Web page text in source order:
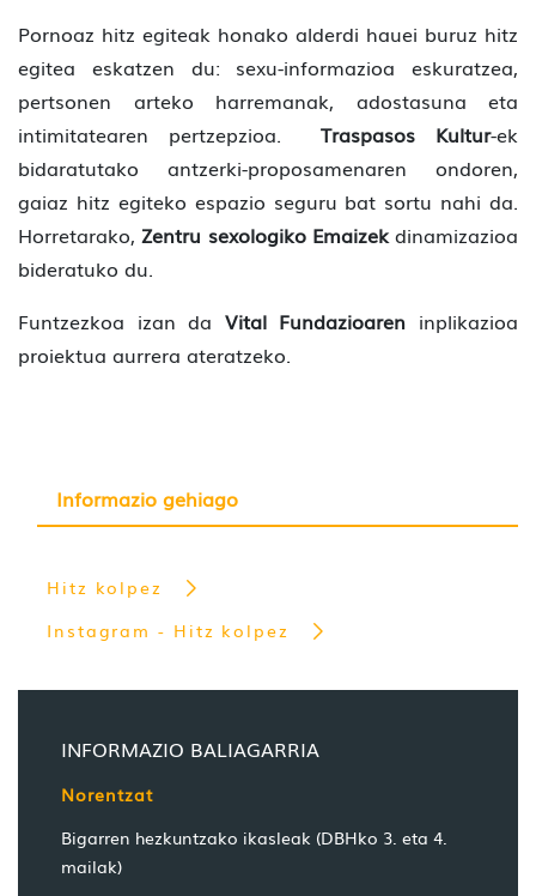
Pornoaz hitz egiteak honako alderdi hauei buruz hitz
egitea eskatzen du: sexu-informazioa eskuratzea,
pertsonen arteko harremanak, adostasuna eta
intimitatearen pertzepzioa.Traspasos Kultur-ek
bidaratutako antzerki-proposamenaren ondoren,
gaiaz hitz egiteko espazio seguru bat sortu nahi da.
Horretarako,Zentru sexologiko Emaizekdinamizazioa
bideratuko du.
Funtzezkoa izan da Vital Fundazioaren inplikazioa
proiektua aurrera ateratzeko.
Informazio gehiago
Hitz kolpez
Instagram - Hitz kolpez
INFORMAZIO BALIAGARRIA
Norentzat
Bigarren hezkuntzako ikasleak (DBHko 3. eta 4.
mailak)